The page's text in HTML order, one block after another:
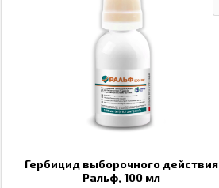
Гербицид выборочного действия
Ральф,100 мл